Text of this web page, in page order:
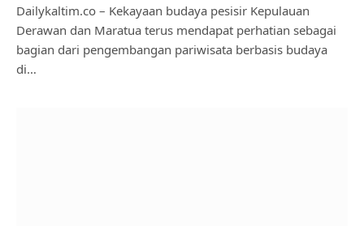
Dailykaltim.co – Kekayaan budaya pesisir Kepulauan
Derawan dan Maratua terus mendapat perhatian sebagai
bagian dari pengembangan pariwisata berbasis budaya
di…